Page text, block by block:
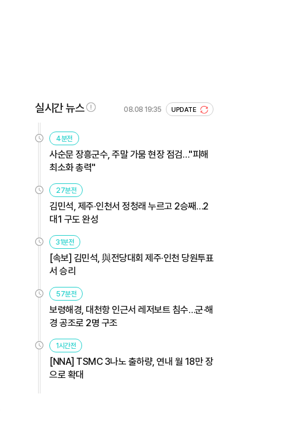
실시간 뉴스 08.08 19:35 UPDATE
4분전
사순문 장흥군수, 주말 가뭄 현장 점검…"피해
최소화 총력"
27분전
김민석, 제주·인천서 정청래 누르고 2승째…2
대1 구도 완성
31분전
[속보] 김민석, 與전당대회 제주·인천 당원투표
서 승리
57분전
보령해경, 대천항 인근서 레저보트 침수…군·해
경 공조로 2명 구조
1시간전
[NNA] TSMC 3나노 출하량, 연내 월 18만 장
으로 확대